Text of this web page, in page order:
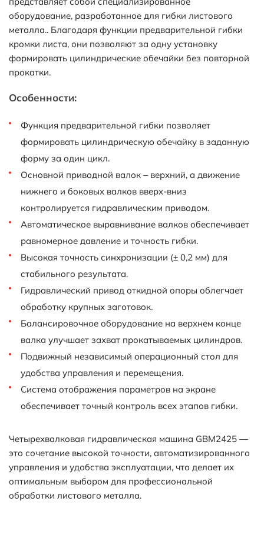
оборудование, разработанное для гибки листового
металла.. Благодаря функции предварительной гибки
кромки листа, они позволяют за одну установку
формировать цилиндрические обечайки без повторной
прокатки.
Особенности:
Функция предварительной гибки позволяет
формировать цилиндрическую обечайку в заданную
форму за один цикл.
Основной приводной валок – верхний, а движение
нижнего и боковых валков вверх-вниз
контролируется гидравлическим приводом.
Автоматическое выравнивание валков обеспечивает
равномерное давление и точность гибки.
Высокая точность синхронизации (± 0,2 мм) для
стабильного результата.
Гидравлический привод откидной опоры облегчает
обработку крупных заготовок.
Балансировочное оборудование на верхнем конце
валка улучшает захват прокатываемых цилиндров.
Подвижный независимый операционный стол для
удобства управления и перемещения.
Система отображения параметров на экране
обеспечивает точный контроль всех этапов гибки.
Четырехвалковая гидравлическая машина GBM2425 —
это сочетание высокой точности, автоматизированного
управления и удобства эксплуатации, что делает их
оптимальным выбором для профессиональной
обработки листового металла.